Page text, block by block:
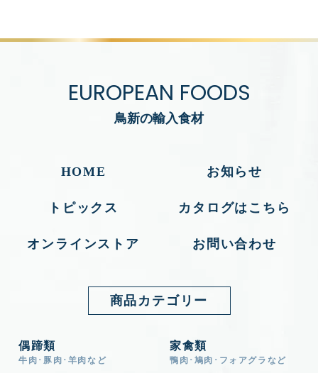
EUROPEAN FOODS
鳥新の輸入食材
HOME お知らせ
トピックス カタログはこちら
オンラインストア お問い合わせ
商品カテゴリー
偶蹄類
牛肉･豚肉･羊肉など
家禽類
鴨肉･鳩肉･フォアグラなど